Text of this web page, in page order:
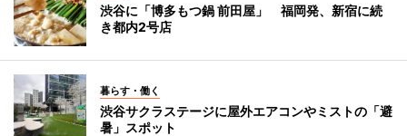
渋谷に「博多もつ鍋 前田屋」 福岡発、新宿に続
き都内2号店
暮らす・働く
渋谷サクラステージに屋外エアコンやミストの「避
暑」スポット